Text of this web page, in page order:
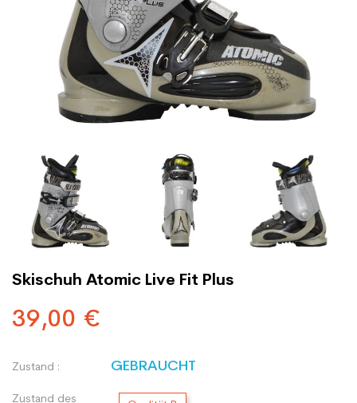
Skischuh Atomic Live Fit Plus
39,00 €
Zustand : GEBRAUCHT
Zustand des